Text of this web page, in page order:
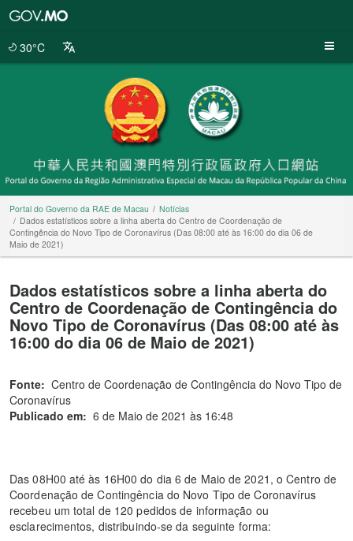
30°C
Portal do Governo da RAE de Macau
Notícias
Dados estatísticos sobre a linha aberta do Centro de Coordenação de
Contingência do Novo Tipo de Coronavírus (Das 08:00 até às 16:00 do dia 06 de
Maio de 2021)
Dados estatísticos sobre a linha aberta do
Centro de Coordenação de Contingência do
Novo Tipo de Coronavírus (Das 08:00 até às
16:00 do dia 06 de Maio de 2021)
Fonte: Centro de Coordenação de Contingência do Novo Tipo de
Coronavírus
Publicado em: 6 de Maio de 2021 às 16:48
Das 08H00 até às 16H00 do dia 6 de Maio de 2021, o Centro de
Coordenação de Contingência do Novo Tipo de Coronavírus
recebeu um total de 120 pedidos de informação ou
esclarecimentos, distribuindo-se da seguinte forma: